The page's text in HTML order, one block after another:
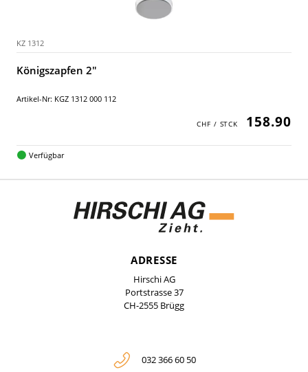
KZ 1312
Königszapfen 2"
Artikel-Nr: KGZ 1312 000 112
158.90
Verfügbar
ADRESSE
Hirschi AG
Portstrasse 37
CH-2555 Brügg
032 366 60 50